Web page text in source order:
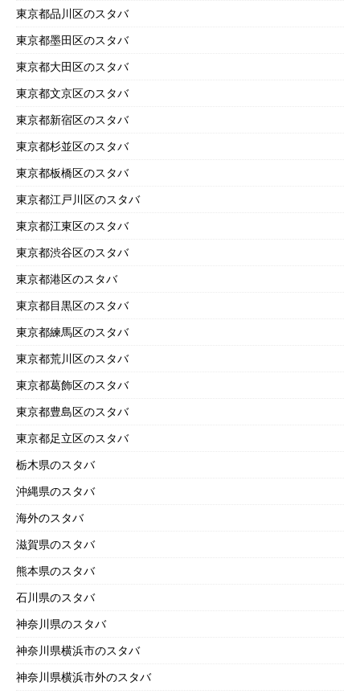
東京都品川区のスタバ
東京都墨田区のスタバ
東京都大田区のスタバ
東京都文京区のスタバ
東京都新宿区のスタバ
東京都杉並区のスタバ
東京都板橋区のスタバ
東京都江戸川区のスタバ
東京都江東区のスタバ
東京都渋谷区のスタバ
東京都港区のスタバ
東京都目黒区のスタバ
東京都練馬区のスタバ
東京都荒川区のスタバ
東京都葛飾区のスタバ
東京都豊島区のスタバ
東京都足立区のスタバ
栃木県のスタバ
沖縄県のスタバ
海外のスタバ
滋賀県のスタバ
熊本県のスタバ
石川県のスタバ
神奈川県のスタバ
神奈川県横浜市のスタバ
神奈川県横浜市外のスタバ